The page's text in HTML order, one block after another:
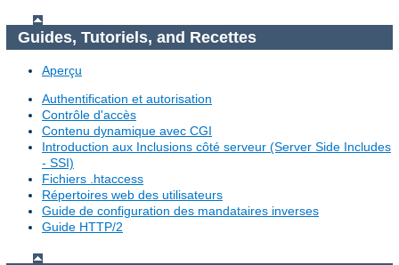
Guides, Tutoriels, and Recettes
Aperçu
Authentification et autorisation
Contrôle d'accès
Contenu dynamique avec CGI
Introduction aux Inclusions côté serveur (Server Side Includes
- SSI)
Fichiers .htaccess
Répertoires web des utilisateurs
Guide de configuration des mandataires inverses
Guide HTTP/2